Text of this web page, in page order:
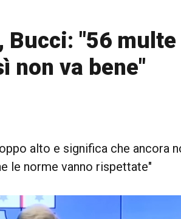
Bucci: "56
non va bene"
alto e significa che ancora
le norme vanno rispettate"